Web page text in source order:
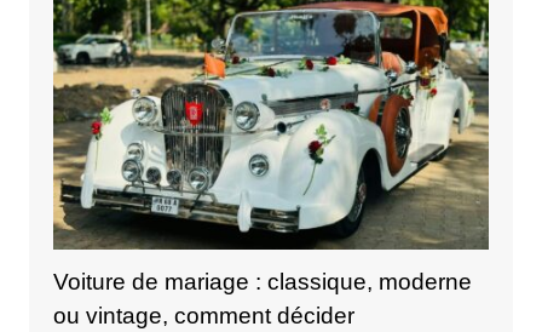
Voiture de mariage : classique, moderne
ou vintage, comment décider